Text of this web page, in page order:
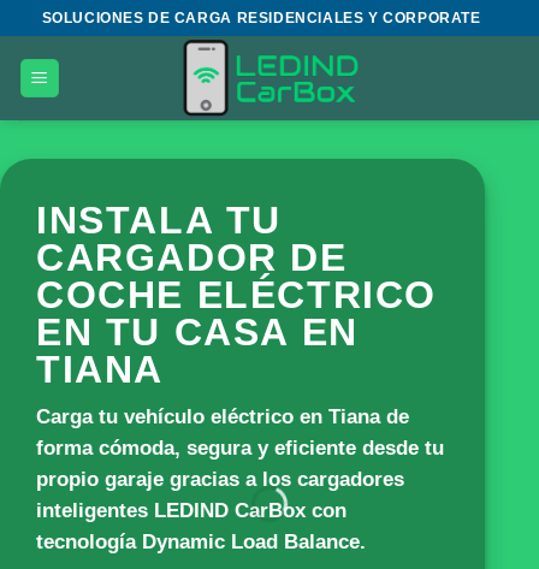
Saltar
contenido
SOLUCIONES DE CARGA RESIDENCIALES Y CORPORATE
INSTALA TU
CARGADOR DE
COCHE ELÉCTRICO
EN TU CASA EN
TIANA
Carga tu vehículo eléctrico en Tiana de
forma cómoda, segura y eficiente desde tu
propio garaje gracias a los cargadores
inteligentes LEDIND CarBox con
tecnología Dynamic Load Balance.